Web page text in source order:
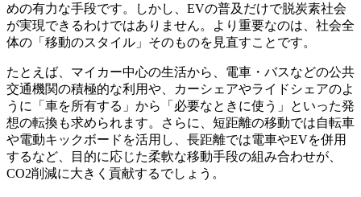
めの有力な手段です。しかし、EVの普及だけで脱炭素社会
が実現できるわけではありません。より重要なのは、社会全
体の「移動のスタイル」そのものを見直すことです。
たとえば、マイカー中心の生活から、電車・バスなどの公共
交通機関の積極的な利用や、カーシェアやライドシェアのよ
うに「車を所有する」から「必要なときに使う」といった発
想の転換も求められます。さらに、短距離の移動では自転車
や電動キックボードを活用し、長距離では電車やEVを併用
するなど、目的に応じた柔軟な移動手段の組み合わせが、
CO2削減に大きく貢献するでしょう。